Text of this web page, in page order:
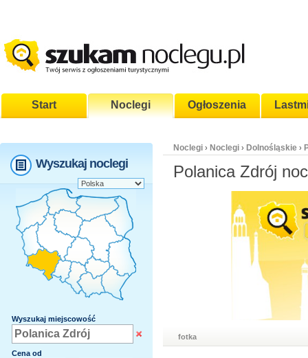
Start Noclegi Ogłoszenia
Wyszukaj noclegi
Wyszukaj miejscowość
Cena od
Noclegi › Noclegi › Dolnośląskie ›
Polanica Zdrój
fotka